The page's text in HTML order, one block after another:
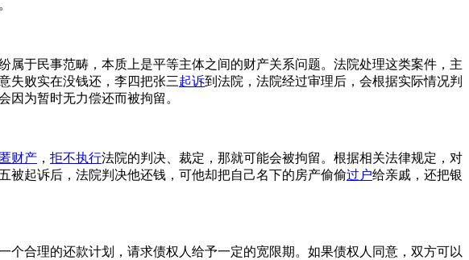
属于民事范畴，本质上是平等主体之间的财产关系问题。法院处理这类案件，主
失败实在没钱还，李四把张三起诉到法院，法院经过审理后，会根据实际情况判
为暂时无力偿还而被拘留。
财产 ， 拒不执行法院的判决、裁定，那就可能会被拘留。根据相关法律规定，对
被起诉后，法院判决他还钱，可他却把自己名下的房产偷偷过户给亲戚，还把银
个合理的还款计划，请求债权人给予一定的宽限期。如果债权人同意，双方可以